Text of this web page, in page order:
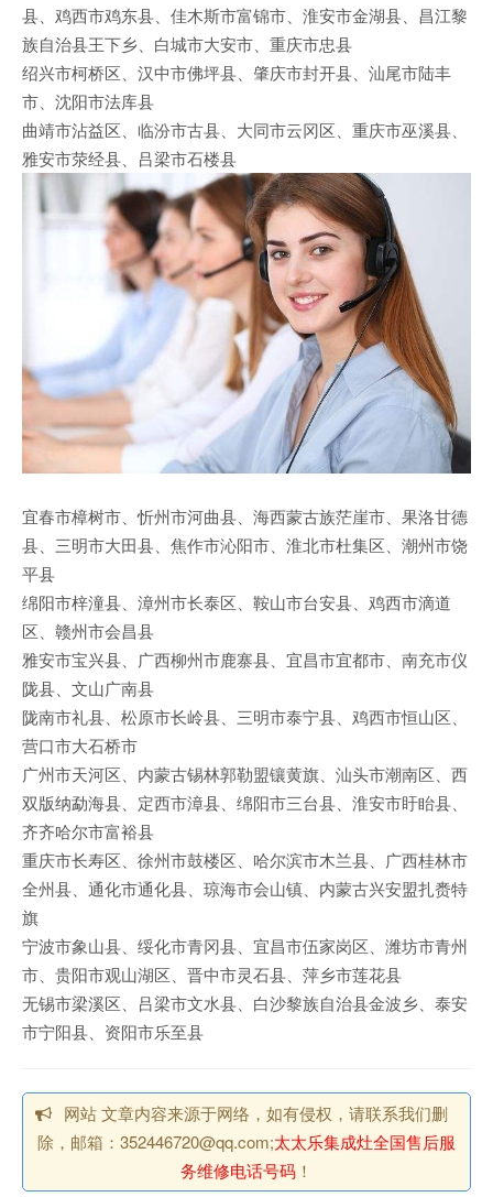
县、鸡西市鸡东县、佳木斯市富锦市、淮安市金湖县、昌江黎
族自治县王下乡、白城市大安市、重庆市忠县
绍兴市柯桥区、汉中市佛坪县、肇庆市封开县、汕尾市陆丰
市、沈阳市法库县
曲靖市沾益区、临汾市古县、大同市云冈区、重庆市巫溪县、
雅安市荥经县、吕梁市石楼县
宜春市樟树市、忻州市河曲县、海西蒙古族茫崖市、果洛甘德
县、三明市大田县、焦作市沁阳市、淮北市杜集区、潮州市饶
平县
绵阳市梓潼县、漳州市长泰区、鞍山市台安县、鸡西市滴道
区、赣州市会昌县
雅安市宝兴县、广西柳州市鹿寨县、宜昌市宜都市、南充市仪
陇县、文山广南县
陇南市礼县、松原市长岭县、三明市泰宁县、鸡西市恒山区、
营口市大石桥市
广州市天河区、内蒙古锡林郭勒盟镶黄旗、汕头市潮南区、西
双版纳勐海县、定西市漳县、绵阳市三台县、淮安市盱眙县、
齐齐哈尔市富裕县
重庆市长寿区、徐州市鼓楼区、哈尔滨市木兰县、广西桂林市
全州县、通化市通化县、琼海市会山镇、内蒙古兴安盟扎赉特
旗
宁波市象山县、绥化市青冈县、宜昌市伍家岗区、潍坊市青州
市、贵阳市观山湖区、晋中市灵石县、萍乡市莲花县
无锡市梁溪区、吕梁市文水县、白沙黎族自治县金波乡、泰安
市宁阳县、资阳市乐至县
网站 文章内容来源于网络，如有侵权，请联系我们删
除，邮箱：352446720@qq.com;太太乐集成灶全国售后服
务维修电话号码 ！